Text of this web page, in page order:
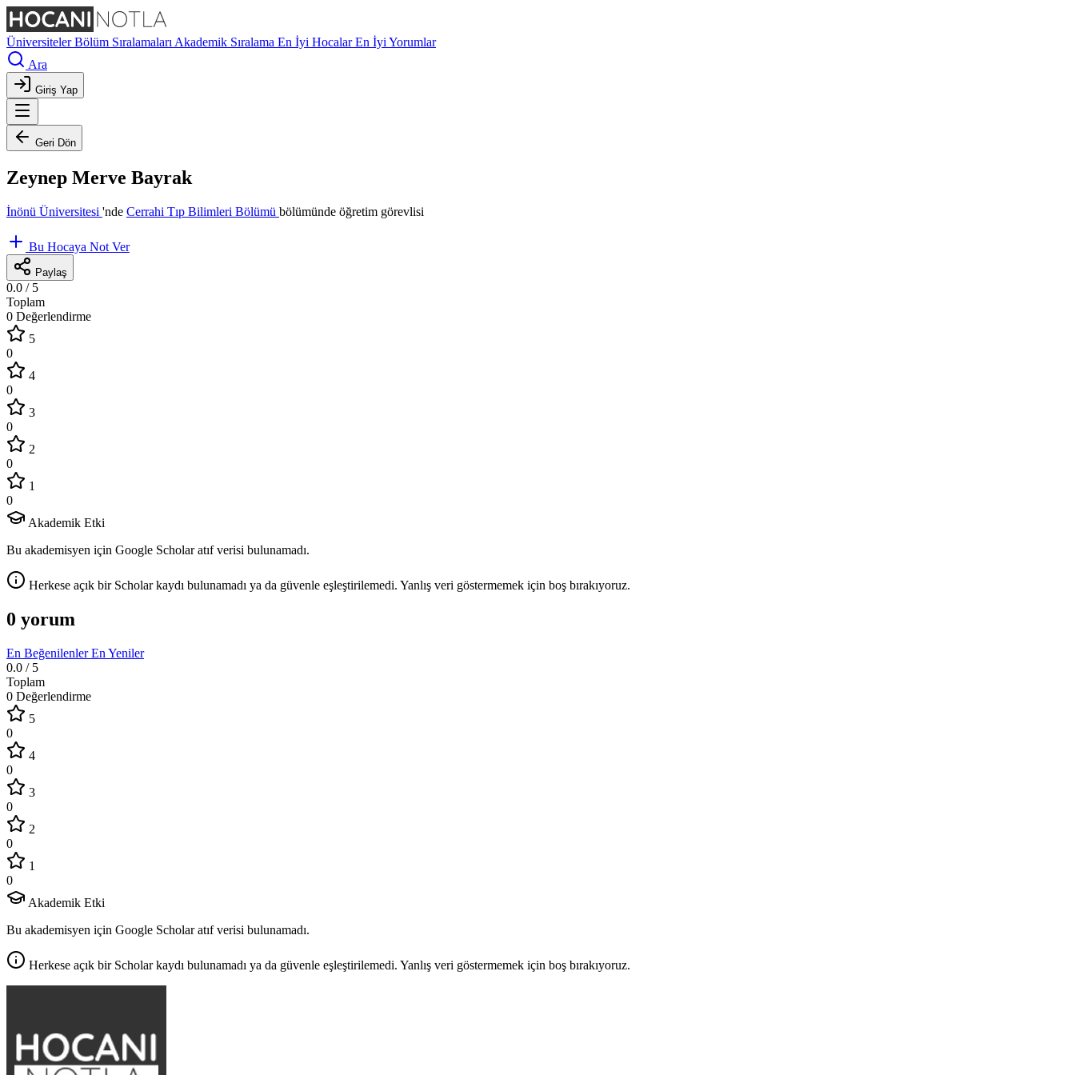
ÜniversitelerBölüm Sıralamaları Akademik Sıralama En İyi HocalarEn İyi Yorumlar
Ara
Giriş Yap
Geri Dön
Zeynep Merve Bayrak
İnönü Üniversitesi 'nde Cerrahi Tıp Bilimleri Bölümü bölümünde öğretim görevlisi
Bu Hocaya Not Ver
Paylaş
0.0 / 5
Toplam
0 Değerlendirme
5
0
4
0
3
0
2
0
1
0
Akademik Etki
Bu akademisyen için Google Scholar atıf verisi bulunamadı.
Herkese açık bir Scholar kaydı bulunamadı ya da güvenle eşleştirilemedi. Yanlış veri göstermemek için boş bırakıyoruz.
0 yorum
En BeğenilenlerEn Yeniler
0.0 / 5
Toplam
0 Değerlendirme
5
0
4
0
3
0
2
0
1
0
Akademik Etki
Bu akademisyen için Google Scholar atıf verisi bulunamadı.
Herkese açık bir Scholar kaydı bulunamadı ya da güvenle eşleştirilemedi. Yanlış veri göstermemek için boş bırakıyoruz.